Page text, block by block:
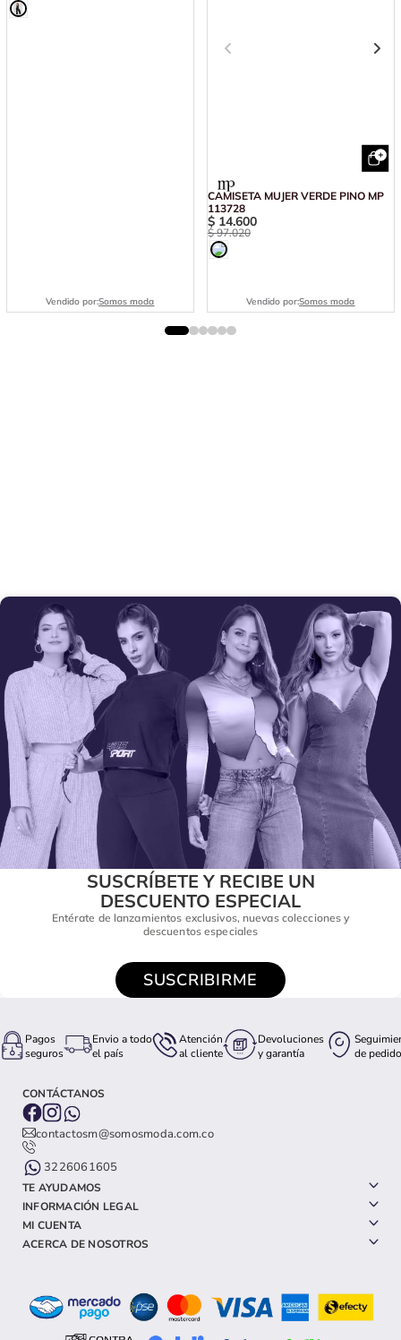
Vendido por:Somos moda
CAMISETA MUJER VERDE PINO MP
113728
$ 14.600
$ 97.020
Vendido por:Somos moda
SUSCRÍBETE Y RECIBE UN
DESCUENTO ESPECIAL
Entérate de lanzamientos exclusivos, nuevas colecciones y
descuentos especiales
SUSCRIBIRME
Pagos
seguros
Envio a todo
el país
Atención
al cliente
Devoluciones
y garantía
de pedido
CONTÁCTANOS
contactosm@somosmoda.com.co
3226061605
TE AYUDAMOS
INFORMACIÓN LEGAL
MI CUENTA
ACERCA DE NOSOTROS